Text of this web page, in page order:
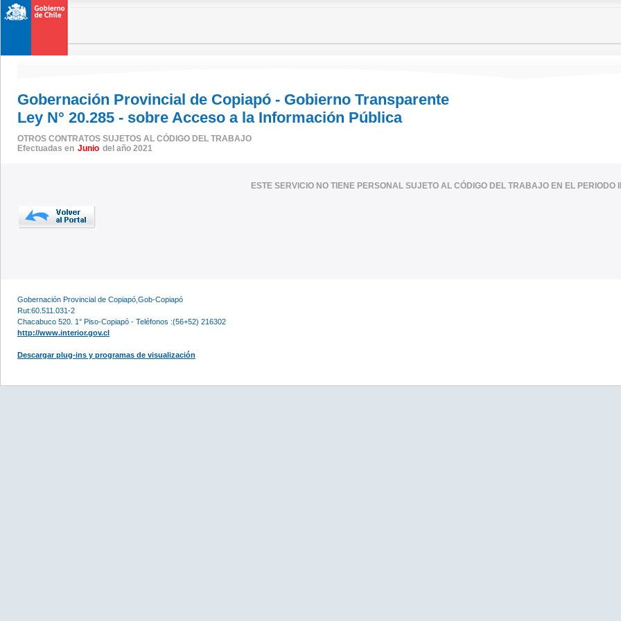
Gobernación Provincial de Copiapó - Gobierno Transparente
Ley N° 20.285 - sobre Acceso a la Información Pública
OTROS CONTRATOS SUJETOS AL CÓDIGO DEL TRABAJO
Efectuadas en Junio del año 2021
ESTE SERVICIO NO TIENE PERSONAL SUJETO AL CÓDIGO DEL TRABAJO EN EL PERIODO
Gobernación Provincial de Copiapó,Gob-Copiapó
Rut:60.511.031-2
Chacabuco 520. 1° Piso-Copiapó - Teléfonos :(56+52) 216302
http://www.interior.gov.cl
Descargar plug-ins y programas de visualización